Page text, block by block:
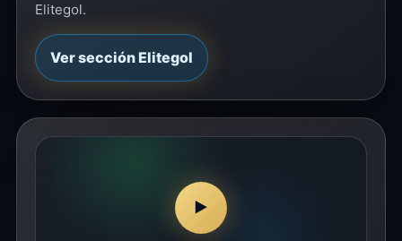
Elitegol.
Ver sección Elitegol
▶